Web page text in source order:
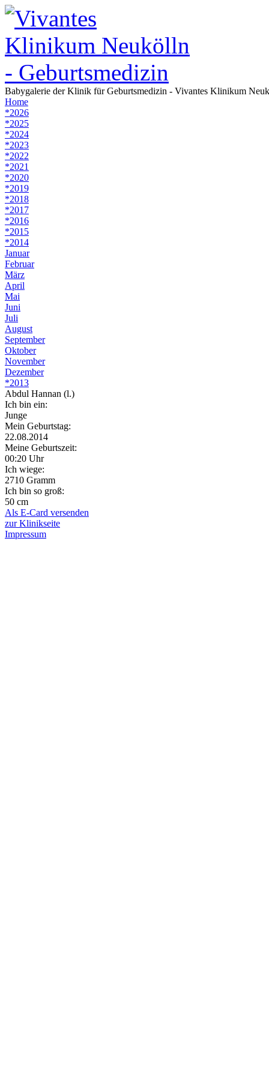
Babygalerie der Klinik für Geburtsmedizin - Vivantes Klinikum
Home
*2026
*2025
*2024
*2023
*2022
*2021
*2020
*2019
*2018
*2017
*2016
*2015
*2014
Januar
Februar
März
April
Mai
Juni
Juli
August
September
Oktober
November
Dezember
*2013
Abdul Hannan (l.)
Ich bin ein:
Junge
Mein Geburtstag:
22.08.2014
Meine Geburtszeit:
00:20 Uhr
Ich wiege:
2710 Gramm
Ich bin so groß:
50 cm
Als E-Card versenden
zur Klinikseite
Impressum